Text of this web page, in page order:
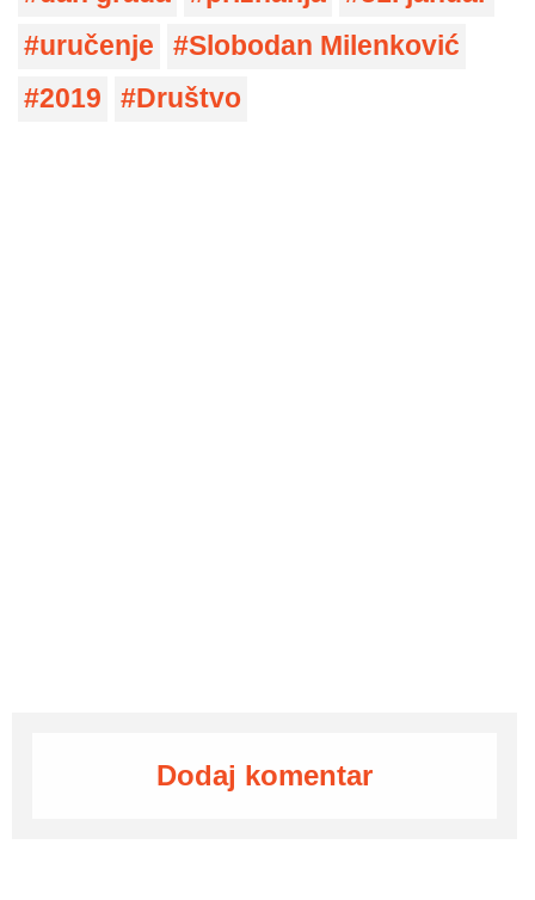
uručenje
Slobodan Milenković
2019
Društvo
Dodaj komentar